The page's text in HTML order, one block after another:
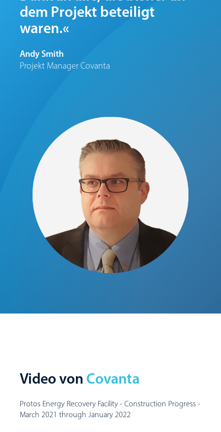
dem Projekt beteiligt
waren.«
Andy Smith
Projekt Manager Covanta
Video von Covanta
Protos Energy Recovery Facility - Construction Progress -
March 2021 through January 2022